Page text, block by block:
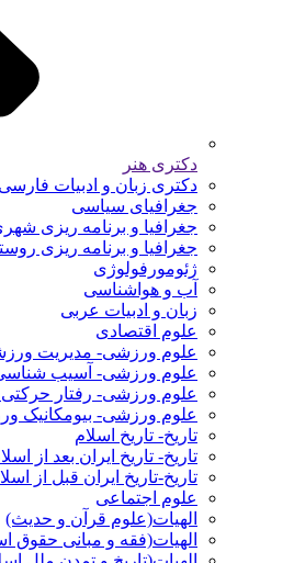
دکتری هنر
دکتری زبان و ادبیات فارسی
جغرافیای سیاسی
جغرافیا و برنامه ریزی
جغرافیا و برنامه ریزی
ژئومورفولوژی
آب و هواشناسی
زبان و ادبیات عربی
علوم اقتصادی
علوم ورزشی- مدیریت
علوم ورزشی- آسیب
علوم ورزشی- رفتار
علوم ورزشی- بیومکانیک
تاریخ- تاریخ اسلام
تاریخ- تاریخ ایران بعد از
تاریخ-تاریخ ایران قبل از
علوم اجتماعی
الهیات(علوم قرآن و حدیث)
الهیات(فقه و مبانی حقوق